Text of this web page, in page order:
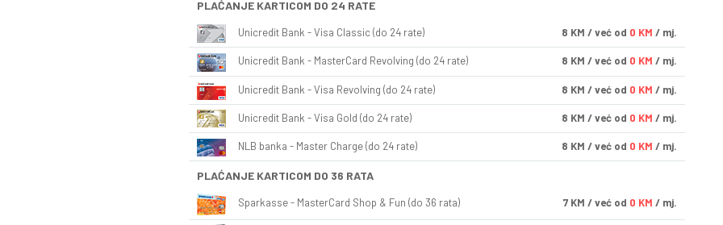
PLAĆANJE KARTICOM DO 24 RATE
Unicredit Bank - Visa Classic (do 24 rate) 8 KM / već od 0 KM / mj.
Unicredit Bank - MasterCard Revolving (do 24 rate) 8 KM / već od 0 KM / mj.
Unicredit Bank - Visa Revolving (do 24 rate) 8 KM / već od 0 KM / mj.
Unicredit Bank - Visa Gold (do 24 rate) 8 KM / već od 0 KM / mj.
NLB banka - Master Charge (do 24 rate) 8 KM / već od 0 KM / mj.
PLAĆANJE KARTICOM DO 36 RATA
Sparkasse - MasterCard Shop & Fun (do 36 rata) 7 KM / već od 0 KM / mj.